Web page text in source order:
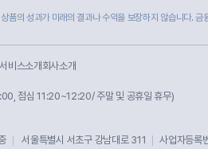
품의 성과가 미래의 결과나 수익을 보장하지 않습니다.
서비스소개 회사소개
점심 11:20~12:20/ 주말 및 공휴일 휴무)
서울특별시 서초구 강남대로 311
사업자등